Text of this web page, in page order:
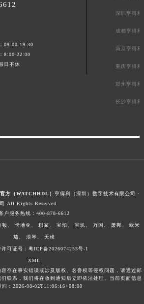
09:00-19:30
8:00-22:00
日不休
深圳亨得利
成都亨得利
南京亨得利
重庆亨得利
郑州亨得利
长沙亨得利
方（WATCHHDL） 亨得利（深圳）数字技术有限公司 ·
All Rights Reserved
户服务热线： 400-878-6612
、 卡地亚、 积家、 宝珀、 宝玑、 万国、 萧邦、 欧米
茄、 浪琴、 天梭
可证号：粤ICP备2026074253号-1
XML
存在事实错误或涉及版权、名誉权等侵权问题，请通过邮
联系，我们将在收到通知后立即依法处理。当前页面信息
间：2026-08-02T11:06:16+08:00